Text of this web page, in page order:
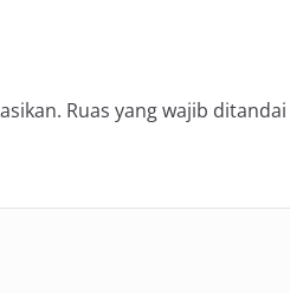
Ruas yang wajib ditandai